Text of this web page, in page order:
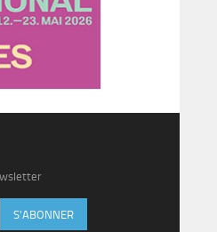
S'ABONNER